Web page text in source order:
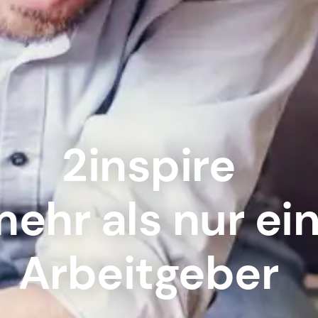
2inspire
als nur
Arbeitgeber